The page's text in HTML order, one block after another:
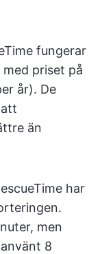
fungerar
priset på
år). De
än
har
men
8